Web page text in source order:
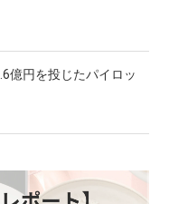
億円を投じたパイロッ